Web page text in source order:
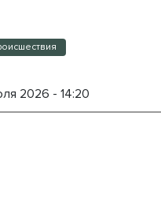
2026 - 14:20